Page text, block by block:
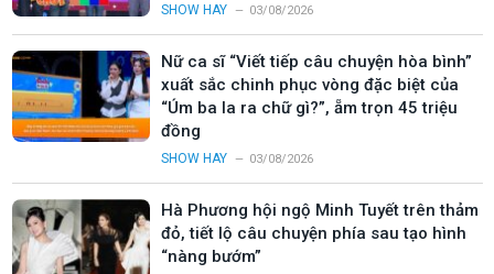
SHOW HAY 03/08/2026
Nữ ca sĩ “Viết tiếp câu chuyện hòa bình”
xuất sắc chinh phục vòng đặc biệt của
“Úm ba la ra chữ gì?”, ẵm trọn 45 triệu
đồng
SHOW HAY 03/08/2026
Hà Phương hội ngộ Minh Tuyết trên thảm
đỏ, tiết lộ câu chuyện phía sau tạo hình
“nàng bướm”